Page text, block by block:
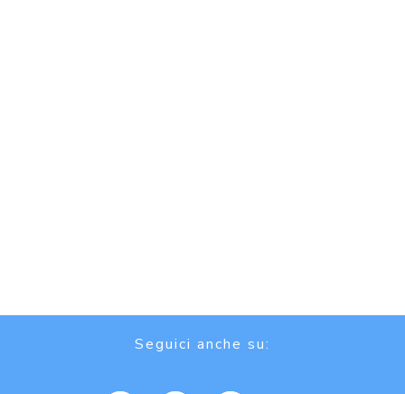
Seguici anche su: